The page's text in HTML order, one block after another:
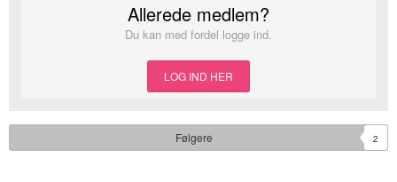
Allerede medlem?
Du kan med fordel logge ind.
LOG IND HER
Følgere 2